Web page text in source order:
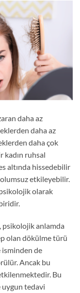
daha az
daha az
daha çok
kadın ruhsal
altında hissedebilir
etkileyebilir.
olarak
psikolojik anlamda
olan dökülme türü
de
Ancak bu
Bu
tedavi